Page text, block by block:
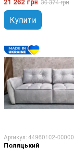
Купити
Артикул: 44960102-00000
Поляцький